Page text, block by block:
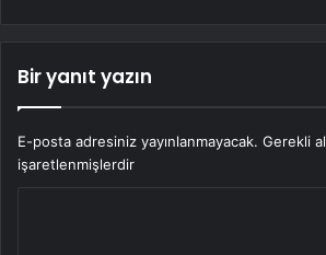
Bir yanıt yazın
E-posta adresiniz yayınlanmayacak. Gerekli
işaretlenmişlerdir